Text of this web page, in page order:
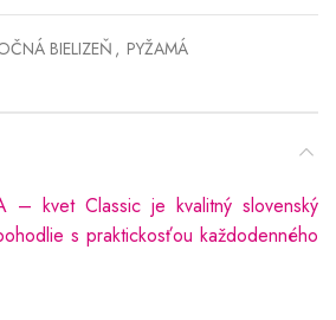
BIELIZEŇ, PYŽAMÁ
– kvet Classic je kvalitný slovenský
s praktickosťou každodenného